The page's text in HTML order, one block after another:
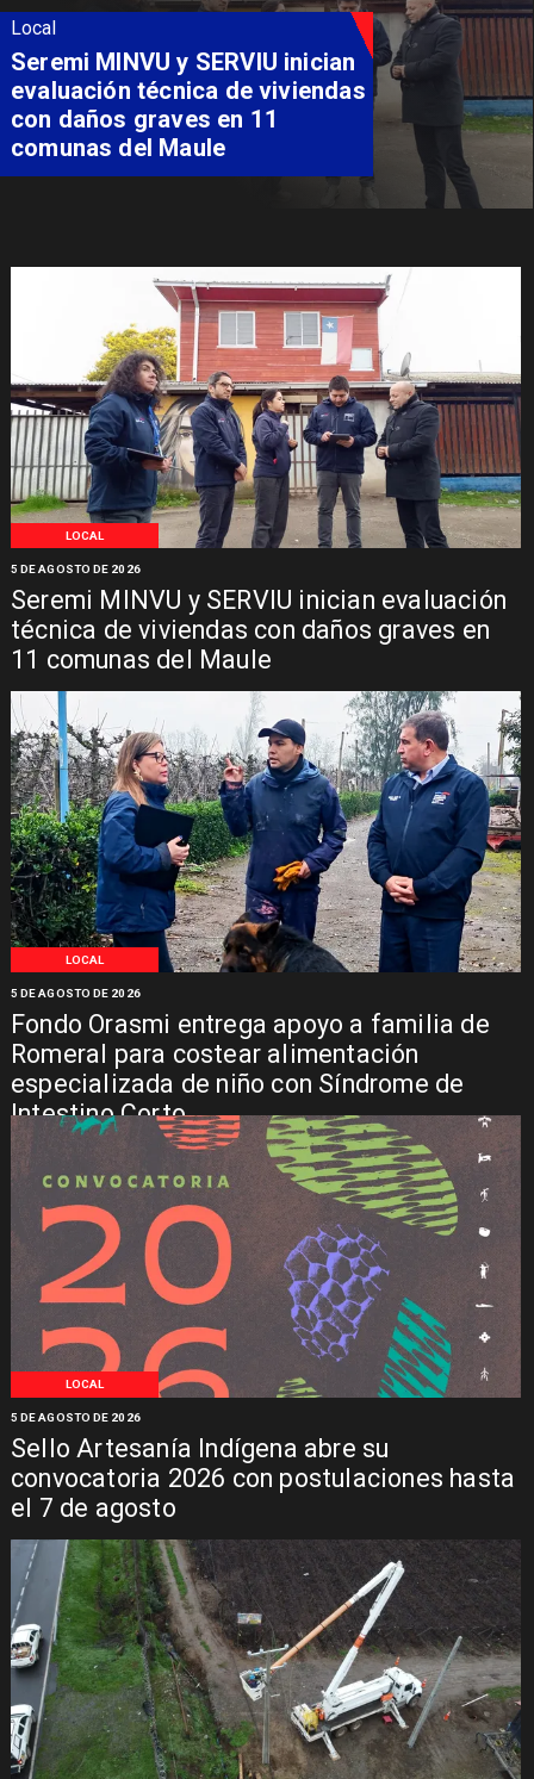
LOCAL
Seremi MINVU y SERVIU inician evaluación
técnica de viviendas con daños graves en
11 comunas del Maule
5 DE AGOSTO DE 2026
LOCAL
Fondo Orasmi entrega apoyo a familia de
Romeral para costear alimentación
especializada de niño con Síndrome de
Intestino Corto
5 DE AGOSTO DE 2026
LOCAL
Sello Artesanía Indígena abre su
convocatoria 2026 con postulaciones hasta
el 7 de agosto
5 DE AGOSTO DE 2026
Local
Seremi MINVU y SERVIU inician
evaluación técnica de viviendas
con daños graves en 11
comunas del Maule